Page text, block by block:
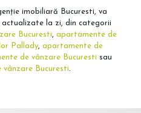
imobiliară Bucuresti, va
la zi, din categorii
Bucuresti, apartamente de
Pallady, apartamente de
de vânzare Bucuresti sau
Bucuresti.